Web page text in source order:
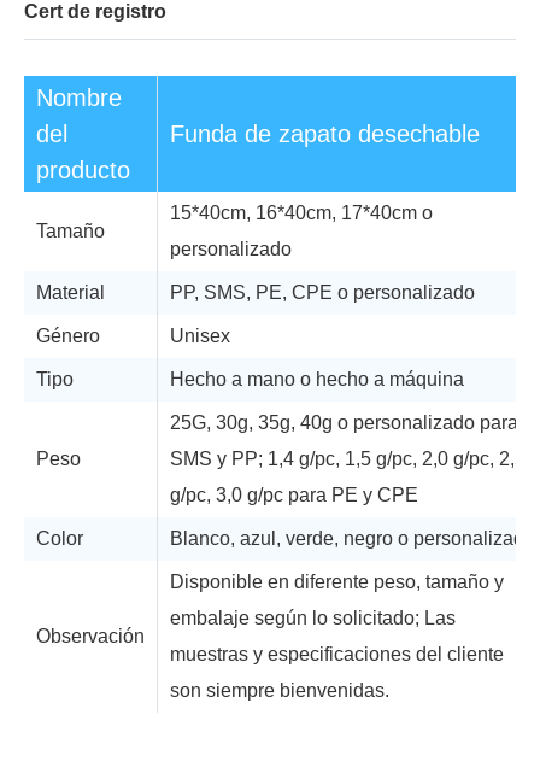
Cert de registro
Nombre
del
producto
Funda de zapato desechable
Tamaño
15*40cm, 16*40cm, 17*40cm o
personalizado
Material PP, SMS, PE, CPE o personalizado
Género Unisex
Tipo Hecho a mano o hecho a máquina
Peso
25G, 30g, 35g, 40g o personalizado para
SMS y PP; 1,4 g/pc, 1,5 g/pc, 2,0 g/pc, 2,5
g/pc, 3,0 g/pc para PE y CPE
Color Blanco, azul, verde, negro o personalizado
Observación
Disponible en diferente peso, tamaño y
embalaje según lo solicitado; Las
muestras y especificaciones del cliente
son siempre bienvenidas.